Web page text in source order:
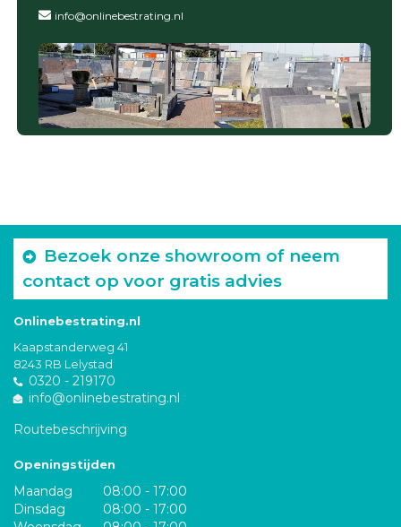
info@onlinebestrating.nl
Bezoek onze showroom of neem
contact op voor gratis advies
Onlinebestrating.nl
Kaapstanderweg 41
8243 RB Lelystad
0320 - 219170
info@onlinebestrating.nl
Routebeschrijving
Openingstijden
Maandag
08:00 - 17:00
Dinsdag
08:00 - 17:00